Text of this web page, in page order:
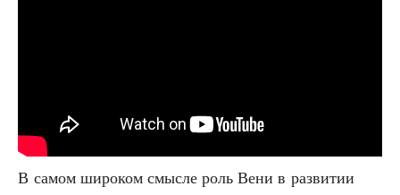
В самом широ­ком смыс­ле роль Вени в раз­ви­тии